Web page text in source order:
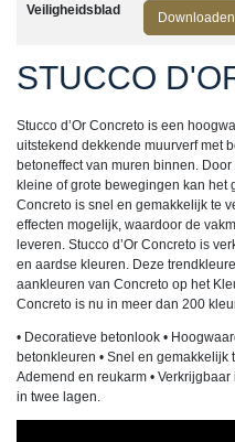
Veiligheidsblad Downloaden
STUCCO
Stucco d’Or Concreto is een
uitstekend dekkende muurverf met
betoneffect van muren binnen.
kleine of grote bewegingen kan het
Concreto is snel en gemakkelijk te
effecten mogelijk, waardoor de
leveren. Stucco d’Or Concreto is
en aardse kleuren. Deze
aankleuren van Concreto op het
Concreto is nu in meer dan 200
• Decoratieve betonlook •
betonkleuren • Snel en gemakkelijk
Ademend en reukarm • Verkrijgbaar
in twee lagen.